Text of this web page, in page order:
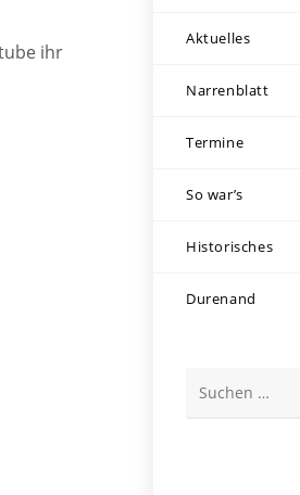
Aktuelles
Narrenblatt
Termine
So war’s
Historisches
Durenand
Diese
ihr